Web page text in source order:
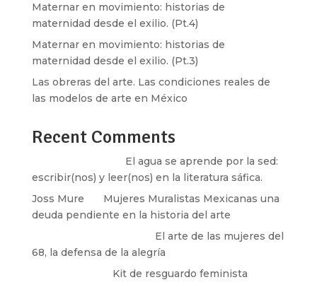
Maternar en movimiento: historias de
maternidad desde el exilio. (Pt.4)
Maternar en movimiento: historias de
maternidad desde el exilio. (Pt.3)
Las obreras del arte. Las condiciones reales de
las modelos de arte en México
Recent Comments
El agua se aprende por la sed:
escribir(nos) y leer(nos) en la literatura sáfica.
Joss Mure
Mujeres Muralistas Mexicanas una
deuda pendiente en la historia del arte
El arte de las mujeres del
68, la defensa de la alegría
Kit de resguardo feminista